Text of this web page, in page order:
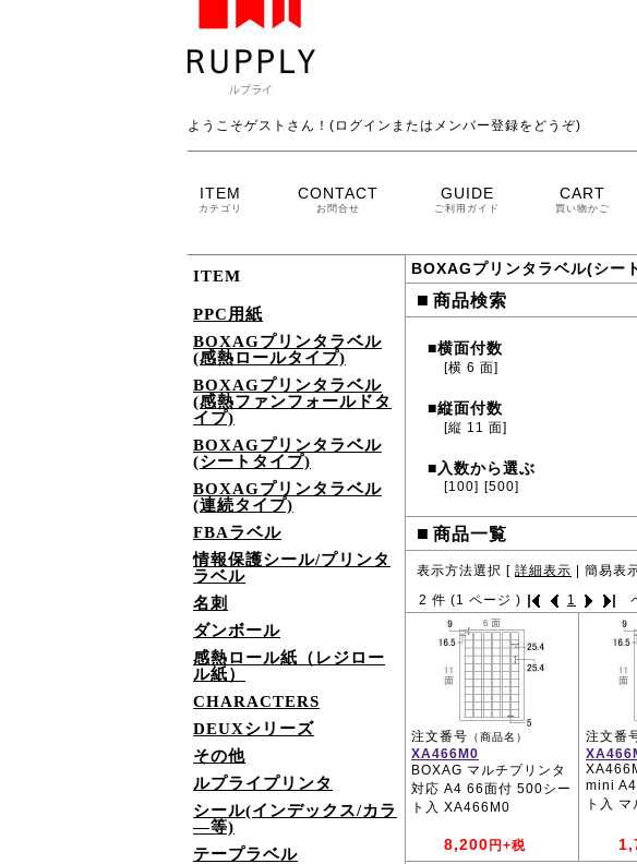
ようこそゲストさん！(ログインまたはメンバー登録をどうぞ)
ITEM
カテゴリ
CONTACT
お問合せ
GUIDE
ご利用ガイド
CART
買い物かご
ITEM
PPC用紙
BOXAGプリンタラベル
(感熱ロールタイプ)
BOXAGプリンタラベル
(感熱ファンフォールドタ
イプ)
BOXAGプリンタラベル
(シートタイプ)
BOXAGプリンタラベル
(連続タイプ)
FBAラベル
情報保護シール/プリンタ
ラベル
名刺
ダンボール
感熱ロール紙（レジロー
ル紙）
CHARACTERS
DEUXシリーズ
その他
ルプライプリンタ
シール(インデックス/カラ
―等)
テープラベル
BOXAGプリンタラベル(シー
■ 商品検索
■横面付数
[横 6 面]
■縦面付数
[縦 11 面]
■ 入数から選ぶ
[100] [500]
■ 商品一覧
表示方法選択 [ 詳細表示 簡易表
2 件 (1 ページ ) 1
注文番号 （商品名）
XA466M0
BOXAG マルチプリンタ
対応 A4 66面付 500シー
ト入 XA466M0
8,200 円+税
注文番
mini
ト入